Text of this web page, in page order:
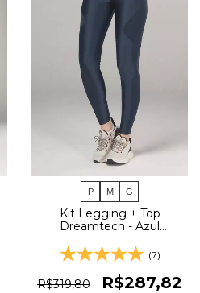
P M G
Kit Legging + Top
Dreamtech - Azul
(7)
R$319,80 R$287,82